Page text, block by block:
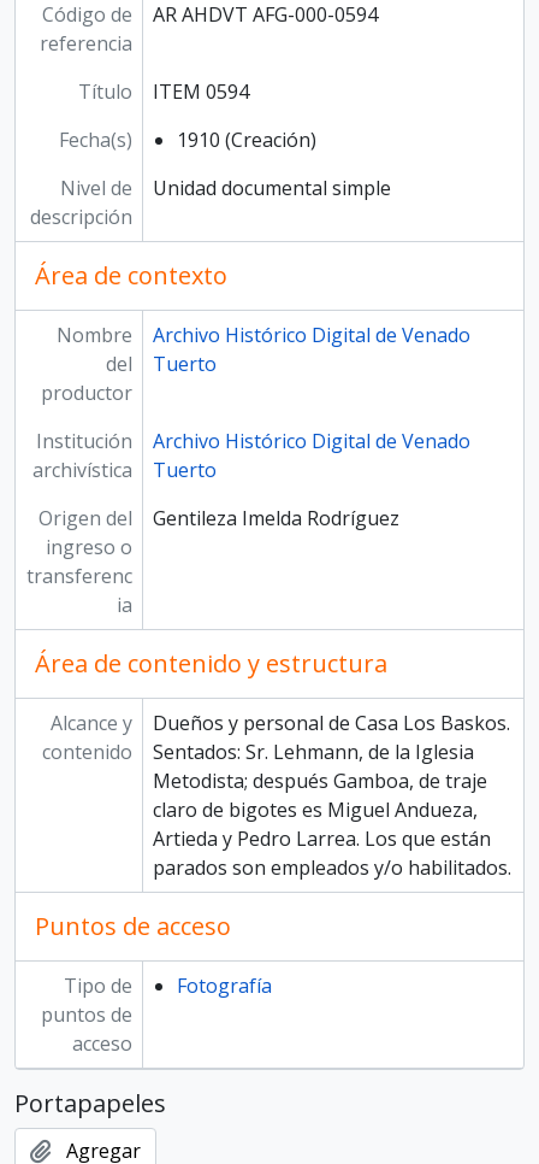
Código de
referencia
AR AHDVT AFG-000-0594
Título
ITEM 0594
Fecha(s)
1910 (Creación)
Nivel de
descripción
Unidad documental simple
Área de contexto
Nombre
del
productor
Archivo Histórico Digital de Venado
Tuerto
Institución
archivística
Archivo Histórico Digital de Venado
Tuerto
Origen del
ingreso o
transferenc
ia
Gentileza Imelda Rodríguez
Área de contenido y estructura
Alcance y
contenido
Dueños y personal de Casa Los Baskos.
Sentados: Sr. Lehmann, de la Iglesia
Metodista; después Gamboa, de traje
claro de bigotes es Miguel Andueza,
Artieda y Pedro Larrea. Los que están
parados son empleados y/o habilitados.
Puntos de acceso
Tipo de
puntos de
acceso
Fotografía
Portapapeles
Agregar